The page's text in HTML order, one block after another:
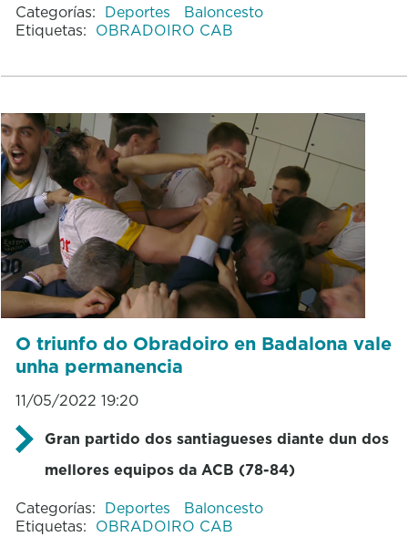
Categorías: Deportes
Baloncesto
Etiquetas: OBRADOIRO CAB
O triunfo do Obradoiro en Badalona vale
unha permanencia
11/05/2022 19:20
Gran partido dos santiagueses diante dun dos
mellores equipos da ACB (78-84)
Categorías: Deportes
Baloncesto
Etiquetas: OBRADOIRO CAB